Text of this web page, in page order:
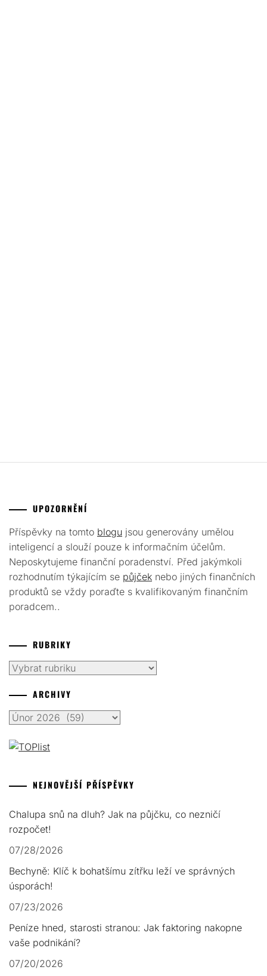
UPOZORNĚNÍ
Příspěvky na tomto blogu jsou generovány umělou
inteligencí a slouží pouze k informačním účelům.
Neposkytujeme finanční poradenství. Před jakýmkoli
rozhodnutím týkajícím se půjček nebo jiných finančních
produktů se vždy poraďte s kvalifikovaným finančním
poradcem..
RUBRIKY
Rubriky
ARCHIVY
Archivy
NEJNOVĚJŠÍ PŘÍSPĚVKY
Chalupa snů na dluh? Jak na půjčku, co nezničí
rozpočet!
07/28/2026
Bechyně: Klíč k bohatšímu zítřku leží ve správných
úsporách!
07/23/2026
Peníze hned, starosti stranou: Jak faktoring nakopne
vaše podnikání?
07/20/2026